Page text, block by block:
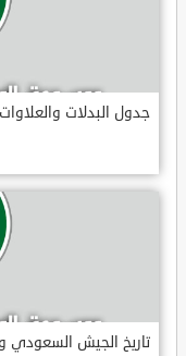
جدول البدلات
تاريخ الجيش السعودي